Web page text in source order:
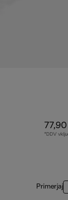
*DDV
Primerjaj